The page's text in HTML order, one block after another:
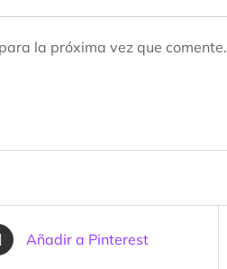
la próxima vez que comente.
Añadir a Pinterest